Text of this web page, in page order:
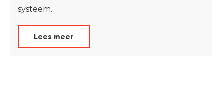
systeem.
Lees meer